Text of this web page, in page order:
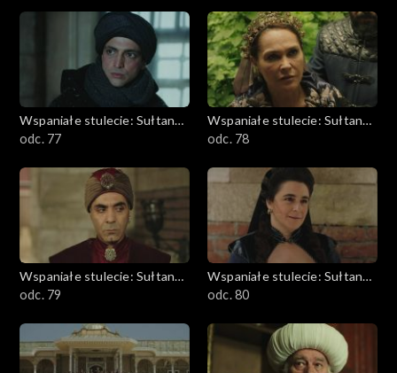
Wspaniałe stulecie: Sułtanka
Kösem
odc. 77
Wspaniałe stulecie: Sułtanka
Kösem
odc. 78
Wspaniałe stulecie: Sułtanka
Kösem
odc. 79
Wspaniałe stulecie: Sułtanka
Kösem
odc. 80